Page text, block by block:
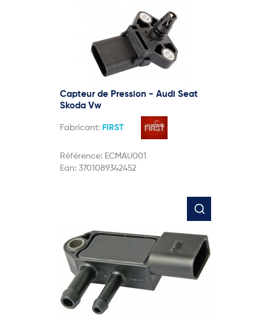
Capteur de Pression - Audi Seat
Skoda Vw
Fabricant: FIRST
Référence: ECMAU001
Ean: 3701089342452